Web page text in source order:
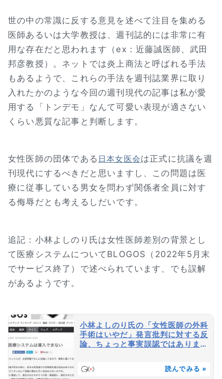
世の中の常識に反する意見を述べて注目を集める
医師あるいは大学教授は、週刊誌的には非常に有
用な存在だと思われます（ex：近藤誠医師、武田
邦彦教授）。ネットでは炎上商法と呼ばれる手法
もあるようで、これらの手法を週刊誌業界に取り
入れたかのような今回の週刊現代の記事は私が愛
用する「トンデモ」なんて可愛い表現が適さない
くらい悪質な記事と判断します。
女性医師の団体である 日本女医会は正式に抗議を週
刊現代にするべきだと思いますし、この問題は医
療に従事している男女を問わず関係者全員に対す
る侮辱だとも考えるしだいです。
追記：小林よしのり氏は女性医師差別の背景とし
て医療システムについてBLOGOS（2022年5月末
でサービス終了）で述べられています、でも誤解
があるようです。
小林よしのり氏の「女性医師の外科
手術はいやだ」発言批判に対する反
論、ちょっと事実誤認ではありませ
読んでみる »